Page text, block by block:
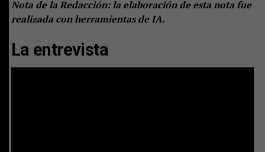
Nota de la Redacción: la elaboración de esta nota fue
realizada con herramientas de IA.
La entrevista